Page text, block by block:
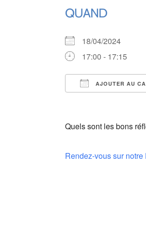
QUAND
18/04/2024
17:00 - 17:15
AJOUTER AU
Quels sont les bons
Rendez-vous sur